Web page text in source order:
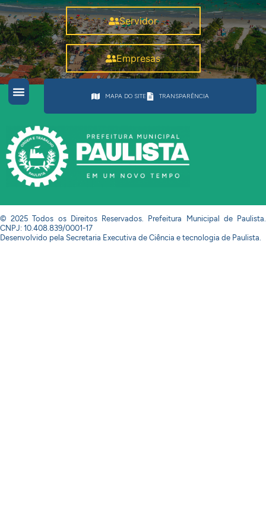
Servidor
Empresas
MAPA DO SITE TRANSPARÊNCIA
© 2025 Todos os Direitos Reservados. Prefeitura Municipal de Paulista.
CNPJ: 10.408.839/0001-17
Desenvolvido pela Secretaria Executiva de Ciência e tecnologia de Paulista.